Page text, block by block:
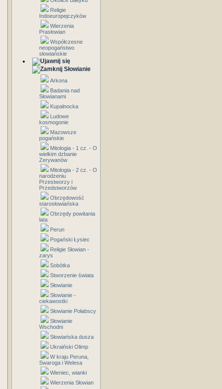
Religie
Indoeuropejczyków
Wierzenia
Prasłowian
Współczesne
neopogaństwo
słowiańskie
Słowianie
Arkona
Badania nad
Słowianami
Kupalnocka
Ludowe
kosmogonie
Mazowsze
pogańskie
Mitologia - 1 cz. - O
wielkim dzbanie
Zerywanów
Mitologia - 2 cz. - O
narodzeniu
Przestworzy i
Przedstworzów
Obrzędowość
starosłowiańska
Obrzędy powitania
lata
Perun
Pogański Łysiec
Religie Słowian -
zarys
Sobótka
Stworzenie świata
Słowianie
Słowianie -
ciekawostki
Słowianie Połabscy
Słowianie
Wschodni
Słowiańska dusza
Ukraiński Olimp
W kraju Peruna,
Swaroga i Welesa
Wieniec, wianki
Wierzenia Słowian